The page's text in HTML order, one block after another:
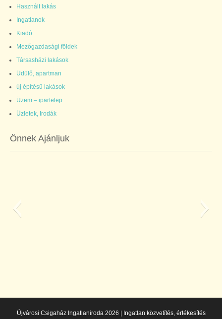
Használt lakás
Ingatlanok
Kiadó
Mezőgazdasági földek
Társasházi lakások
Üdülő, apartman
új építésű lakások
Üzem – ipartelep
Üzletek, Irodák
Önnek Ajánljuk
Újvárosi Csigaház Ingatlaniroda 2026 | Ingatlan közvetítés, értékesítés